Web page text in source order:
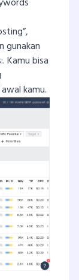
gunakan
Kamu bisa
kamu.